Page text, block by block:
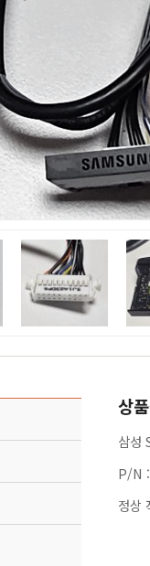
상
삼성
P/N
정상